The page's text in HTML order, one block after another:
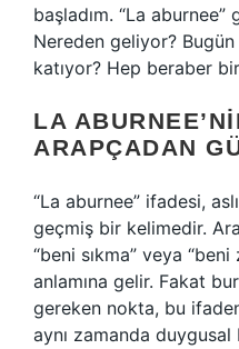
başladım. “La
Nereden geliyor? Bugün
katıyor? Hep beraber
LA
ARAPÇADAN
“La aburnee” ifadesi,
geçmiş bir kelimedir.
“beni sıkma” veya
anlamına gelir. Fakat
gereken nokta, bu
aynı zamanda duygusal